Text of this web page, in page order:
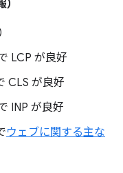
LCP が良好
CLS が良好
INP が良好
ウェブに関する主な